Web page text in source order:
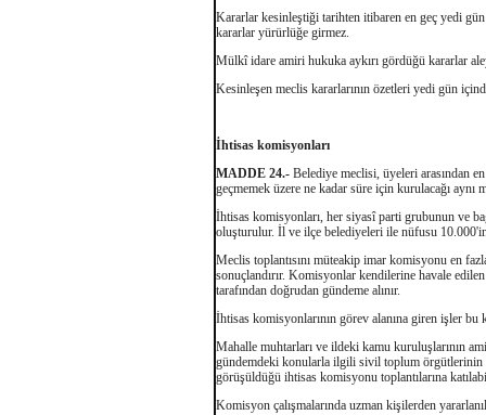
Kararlar kesinleştiği tarihten itibaren en geç yedi
kararlar yürürlüğe girmez.
Mülkî idare amiri hukuka aykırı gördüğü kararlar
Kesinleşen meclis kararlarının özetleri yedi gün
İhtisas komisyonları
MADDE 24.- Belediye meclisi, üyeleri arasından
geçmemek üzere ne kadar süre için kurulacağı aynı
İhtisas komisyonları, her siyasî parti grubunun ve
oluşturulur. İl ve ilçe belediyeleri ile nüfusu
Meclis toplantısını müteakip imar komisyonu en
sonuçlandırır. Komisyonlar kendilerine havale
tarafından doğrudan gündeme alınır.
İhtisas komisyonlarının görev alanına giren işler
Mahalle muhtarları ve ildeki kamu kuruluşlarının
gündemdeki konularla ilgili sivil toplum örgütlerinin
görüşüldüğü ihtisas komisyonu toplantılarına
Komisyon çalışmalarında uzman kişilerden